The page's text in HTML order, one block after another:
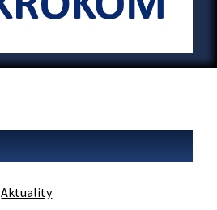
Aktuality